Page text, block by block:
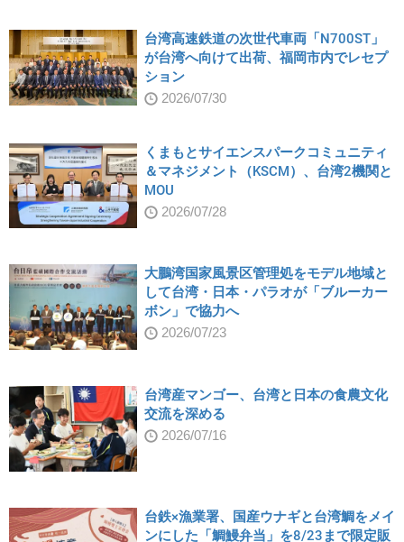
台湾高速鉄道の次世代車両「N700ST」
が台湾へ向けて出荷、福岡市内でレセプ
ション
2026/07/30
くまもとサイエンスパークコミュニティ
＆マネジメント（KSCM）、台湾2機関と
MOU
2026/07/28
大鵬湾国家風景区管理処をモデル地域と
して台湾・日本・パラオが「ブルーカー
ボン」で協力へ
2026/07/23
台湾産マンゴー、台湾と日本の食農文化
交流を深める
2026/07/16
台鉄×漁業署、国産ウナギと台湾鯛をメイ
ンにした「鯛鰻弁当」を8/23まで限定販